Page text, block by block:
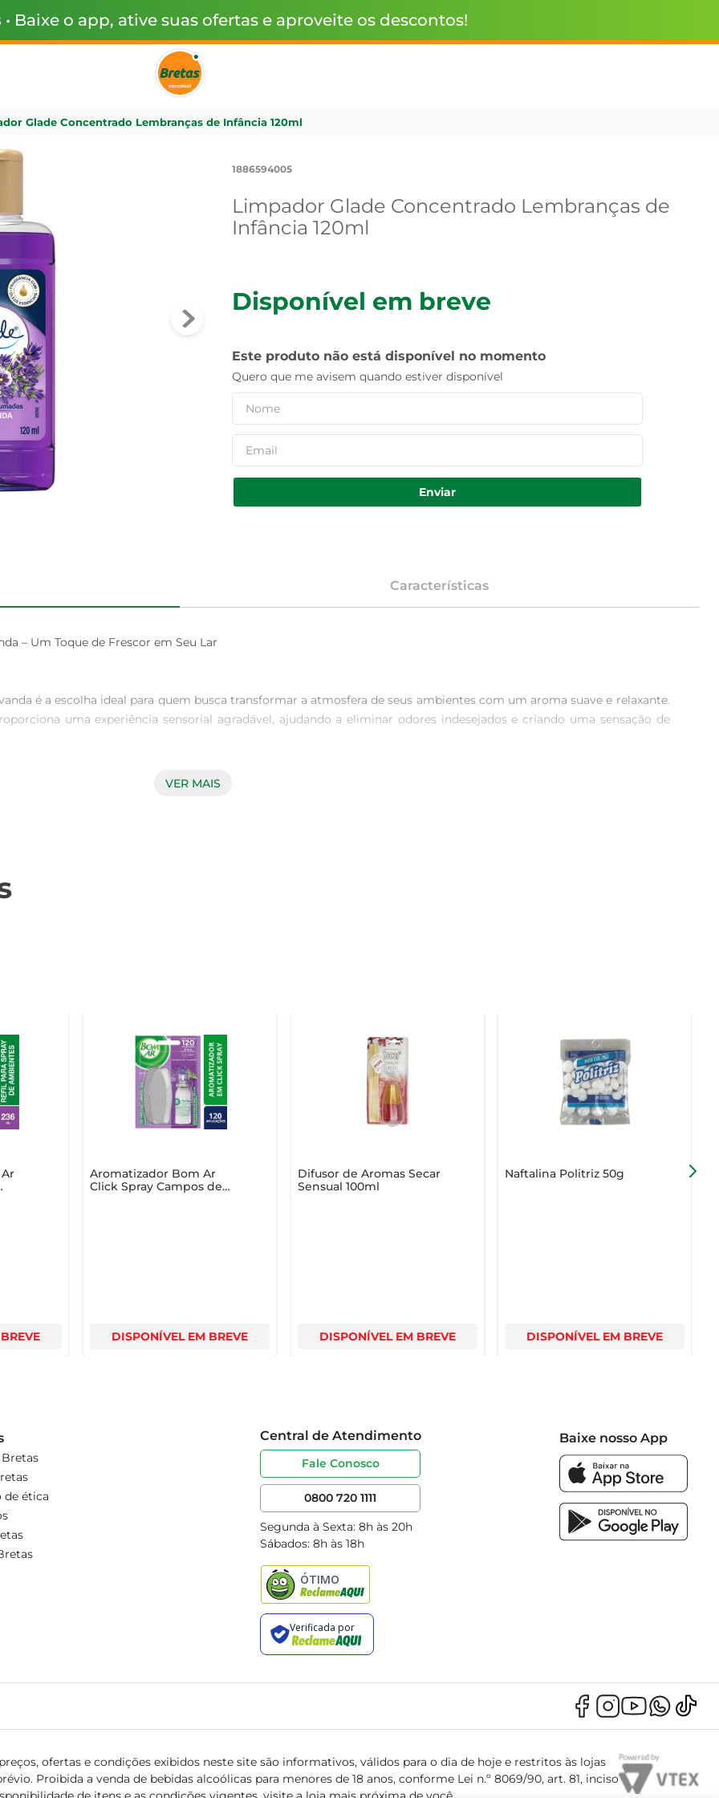
• Baixe o app, ative suas ofertas e aproveite os descontos!
Glade Concentrado Lembranças de Infância 120ml
1886594005
Limpador Glade Concentrado Lembranças de
Infância 120ml
Disponível em breve
Este produto não está disponível no momento
Quero que me avisem quando estiver disponível
Enviar
Características
– Um Toque de Frescor em Seu Lar
é a escolha ideal para quem busca transformar a atmosfera de seus ambientes com um aroma suave e relaxante.
uma experiência sensorial agradável, ajudando a eliminar odores indesejados e criando uma sensação de
até locais mais íntimos, este odorizador se adapta às suas necessidades. As gotas perfumadas são uma solução eficaz
o ar, mas também pode influenciar o bem-estar emocional. O aroma de lavanda é conhecido por suas
escolha para momentos de relaxamento e descontração.
VER MAIS
Aromatizador Bom Ar
Click Spray Campos de
DISPONÍVEL EM BREVE
Difusor de Aromas Secar
Sensual 100ml
DISPONÍVEL EM BREVE
Naftalina Politriz 50g
DISPONÍVEL EM BREVE
de ética
Central de Atendimento
Fale Conosco
0800 720 1111
Segunda à Sexta: 8h às 20h
Sábados: 8h às 18h
Baixe nosso App
ofertas e condições exibidos neste site são informativos, válidos para o dia de hoje e restritos às lojas
Proibida a venda de bebidas alcoólicas para menores de 18 anos, conforme Lei n.º 8069/90, art. 81, inciso